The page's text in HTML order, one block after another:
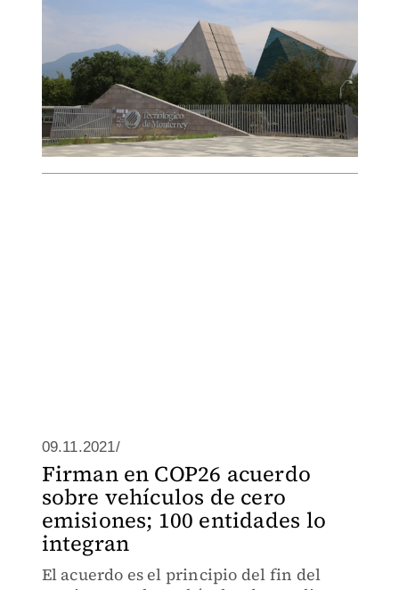
09.11.2021/
Firman en COP26 acuerdo
sobre vehículos de cero
emisiones; 100 entidades lo
integran
El acuerdo es el principio del fin del